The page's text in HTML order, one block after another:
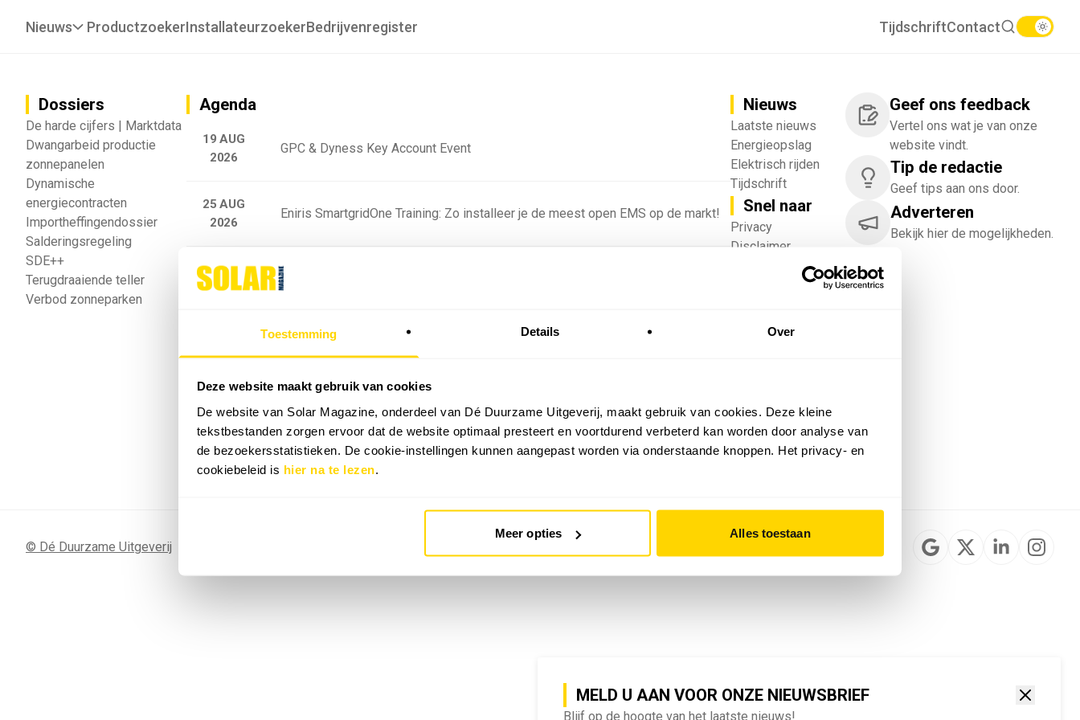
Toestemming Details Over
Deze website maakt gebruik van cookies
De website van Solar Magazine, onderdeel van Dé Duurzame Uitgeverij, maakt gebruik van cookies. Deze kleine
tekstbestanden zorgen ervoor dat de website optimaal presteert en voortdurend verbeterd kan worden door analyse van
de bezoekersstatistieken. De cookie-instellingen kunnen aangepast worden via onderstaande knoppen. Het privacy- en
cookiebeleid is hier na te lezen.
Meer opties Alles toestaan
MELD U AAN VOOR ONZE NIEUWSBRIEF
Blijf op de hoogte van het laatste nieuws!
Nieuws ProductzoekerInstallateurzoekerBedrijvenregister TijdschriftContact
Dossiers
De harde cijfers | Marktdata
Dwangarbeid productie
zonnepanelen
Dynamische
energiecontracten
Importheffingendossier
Salderingsregeling
SDE++
Terugdraaiende teller
Verbod zonneparken
Agenda
19 AUG
2026
GPC & Dyness Key Account Event
25 AUG
2026
Eniris SmartgridOne Training: Zo installeer je de meest open EMS op de markt!
25 AUG
2026
Sigenergy Training - Residentieel
2026
Webinar: Toekomstige batterijprofielen: hoe netbeheerders proberen
batterijgedrag in 2035 te voorspellen
2026
Sunergy Academy | SlimmeRik on Tour
Nieuws
Laatste nieuws
Energieopslag
Elektrisch rijden
Tijdschrift
Snel naar
Privacy
Disclaimer
Vacatures
English
Geef ons feedback
Vertel ons wat je van onze
website vindt.
Tip de redactie
Geef tips aan ons door.
Adverteren
Bekijk hier de mogelijkheden.
© Dé Duurzame Uitgeverij